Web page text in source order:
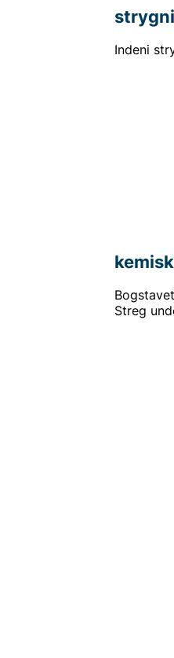
Indeni
Streg